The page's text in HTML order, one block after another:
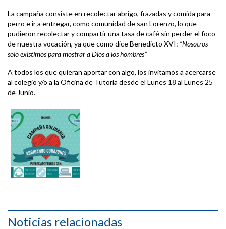
La campaña consiste en recolectar abrigo, frazadas y comida para
perro e ir a entregar, como comunidad de san Lorenzo, lo que
pudieron recolectar y compartir una tasa de café sin perder el foco
de nuestra vocación, ya que como dice Benedicto XVI: “Nosotros
solo existimos para mostrar a Dios a los hombres”
A todos los que quieran aportar con algo, los invitamos a acercarse
al colegio y/o a la Oficina de Tutoría desde el Lunes 18 al Lunes 25
de Junio.
Noticias relacionadas